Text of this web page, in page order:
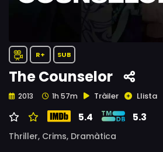
R+ SUB
The Counselor
2013 1h 57m Tràiler Llista
5.4 5.3
Thriller, Crims, Dramàtica